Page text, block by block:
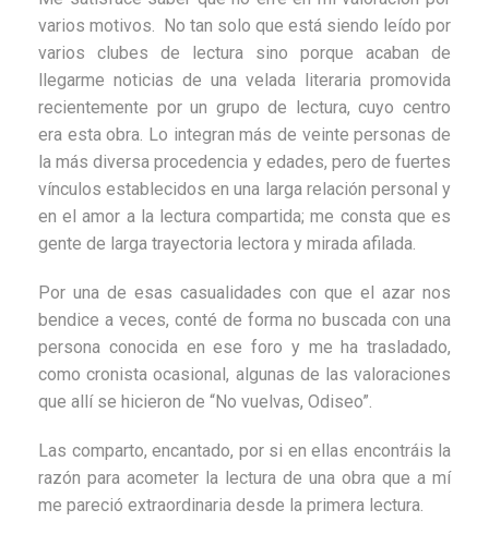
varios motivos. No tan solo que está siendo leído por
varios clubes de lectura sino porque acaban de
llegarme noticias de una velada literaria promovida
recientemente por un grupo de lectura, cuyo centro
era esta obra. Lo integran más de veinte personas de
la más diversa procedencia y edades, pero de fuertes
vínculos establecidos en una larga relación personal y
en el amor a la lectura compartida; me consta que es
gente de larga trayectoria lectora y mirada afilada.
Por una de esas casualidades con que el azar nos
bendice a veces, conté de forma no buscada con una
persona conocida en ese foro y me ha trasladado,
como cronista ocasional, algunas de las valoraciones
que allí se hicieron de “No vuelvas, Odiseo”.
Las comparto, encantado, por si en ellas encontráis la
razón para acometer la lectura de una obra que a mí
me pareció extraordinaria desde la primera lectura.